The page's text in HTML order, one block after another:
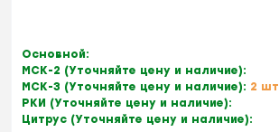
Основной:
МСК-2 (Уточняйте цену и наличие):
МСК-3 (Уточняйте цену и наличие): 2 шт
РКИ (Уточняйте цену и наличие):
Цитрус (Уточняйте цену и наличие):